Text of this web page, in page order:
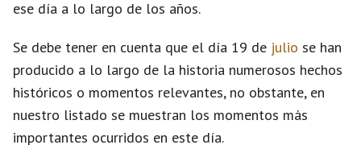
ese día a lo largo de los años.
Se debe tener en cuenta que el día 19 de julio se han
producido a lo largo de la historia numerosos hechos
históricos o momentos relevantes, no obstante, en
nuestro listado se muestran los momentos más
importantes ocurridos en este día.